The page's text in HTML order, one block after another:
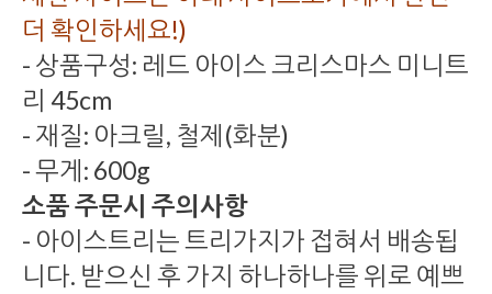
더 확인하세요!)
- 상품구성: 레드 아이스 크리스마스 미니트
리 45cm
- 재질: 아크릴, 철제(화분)
- 무게: 600g
소품 주문시 주의사항
- 아이스트리는 트리가지가 접혀서 배송됩
니다. 받으신 후 가지 하나하나를 위로 예쁘